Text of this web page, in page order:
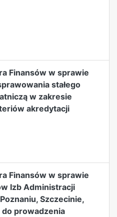
Finansów w sprawie
stałego
w zakresie
akredytacji
Finansów w sprawie
Izb Administracji
Szczecinie,
do prowadzenia